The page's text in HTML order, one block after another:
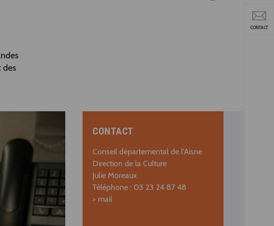
CONTACT
des
CONTACT
Conseil départemental de l'Aisne
Direction de la Culture
Julie Moreaux
Téléphone : 03 23 24 87 48
> mail